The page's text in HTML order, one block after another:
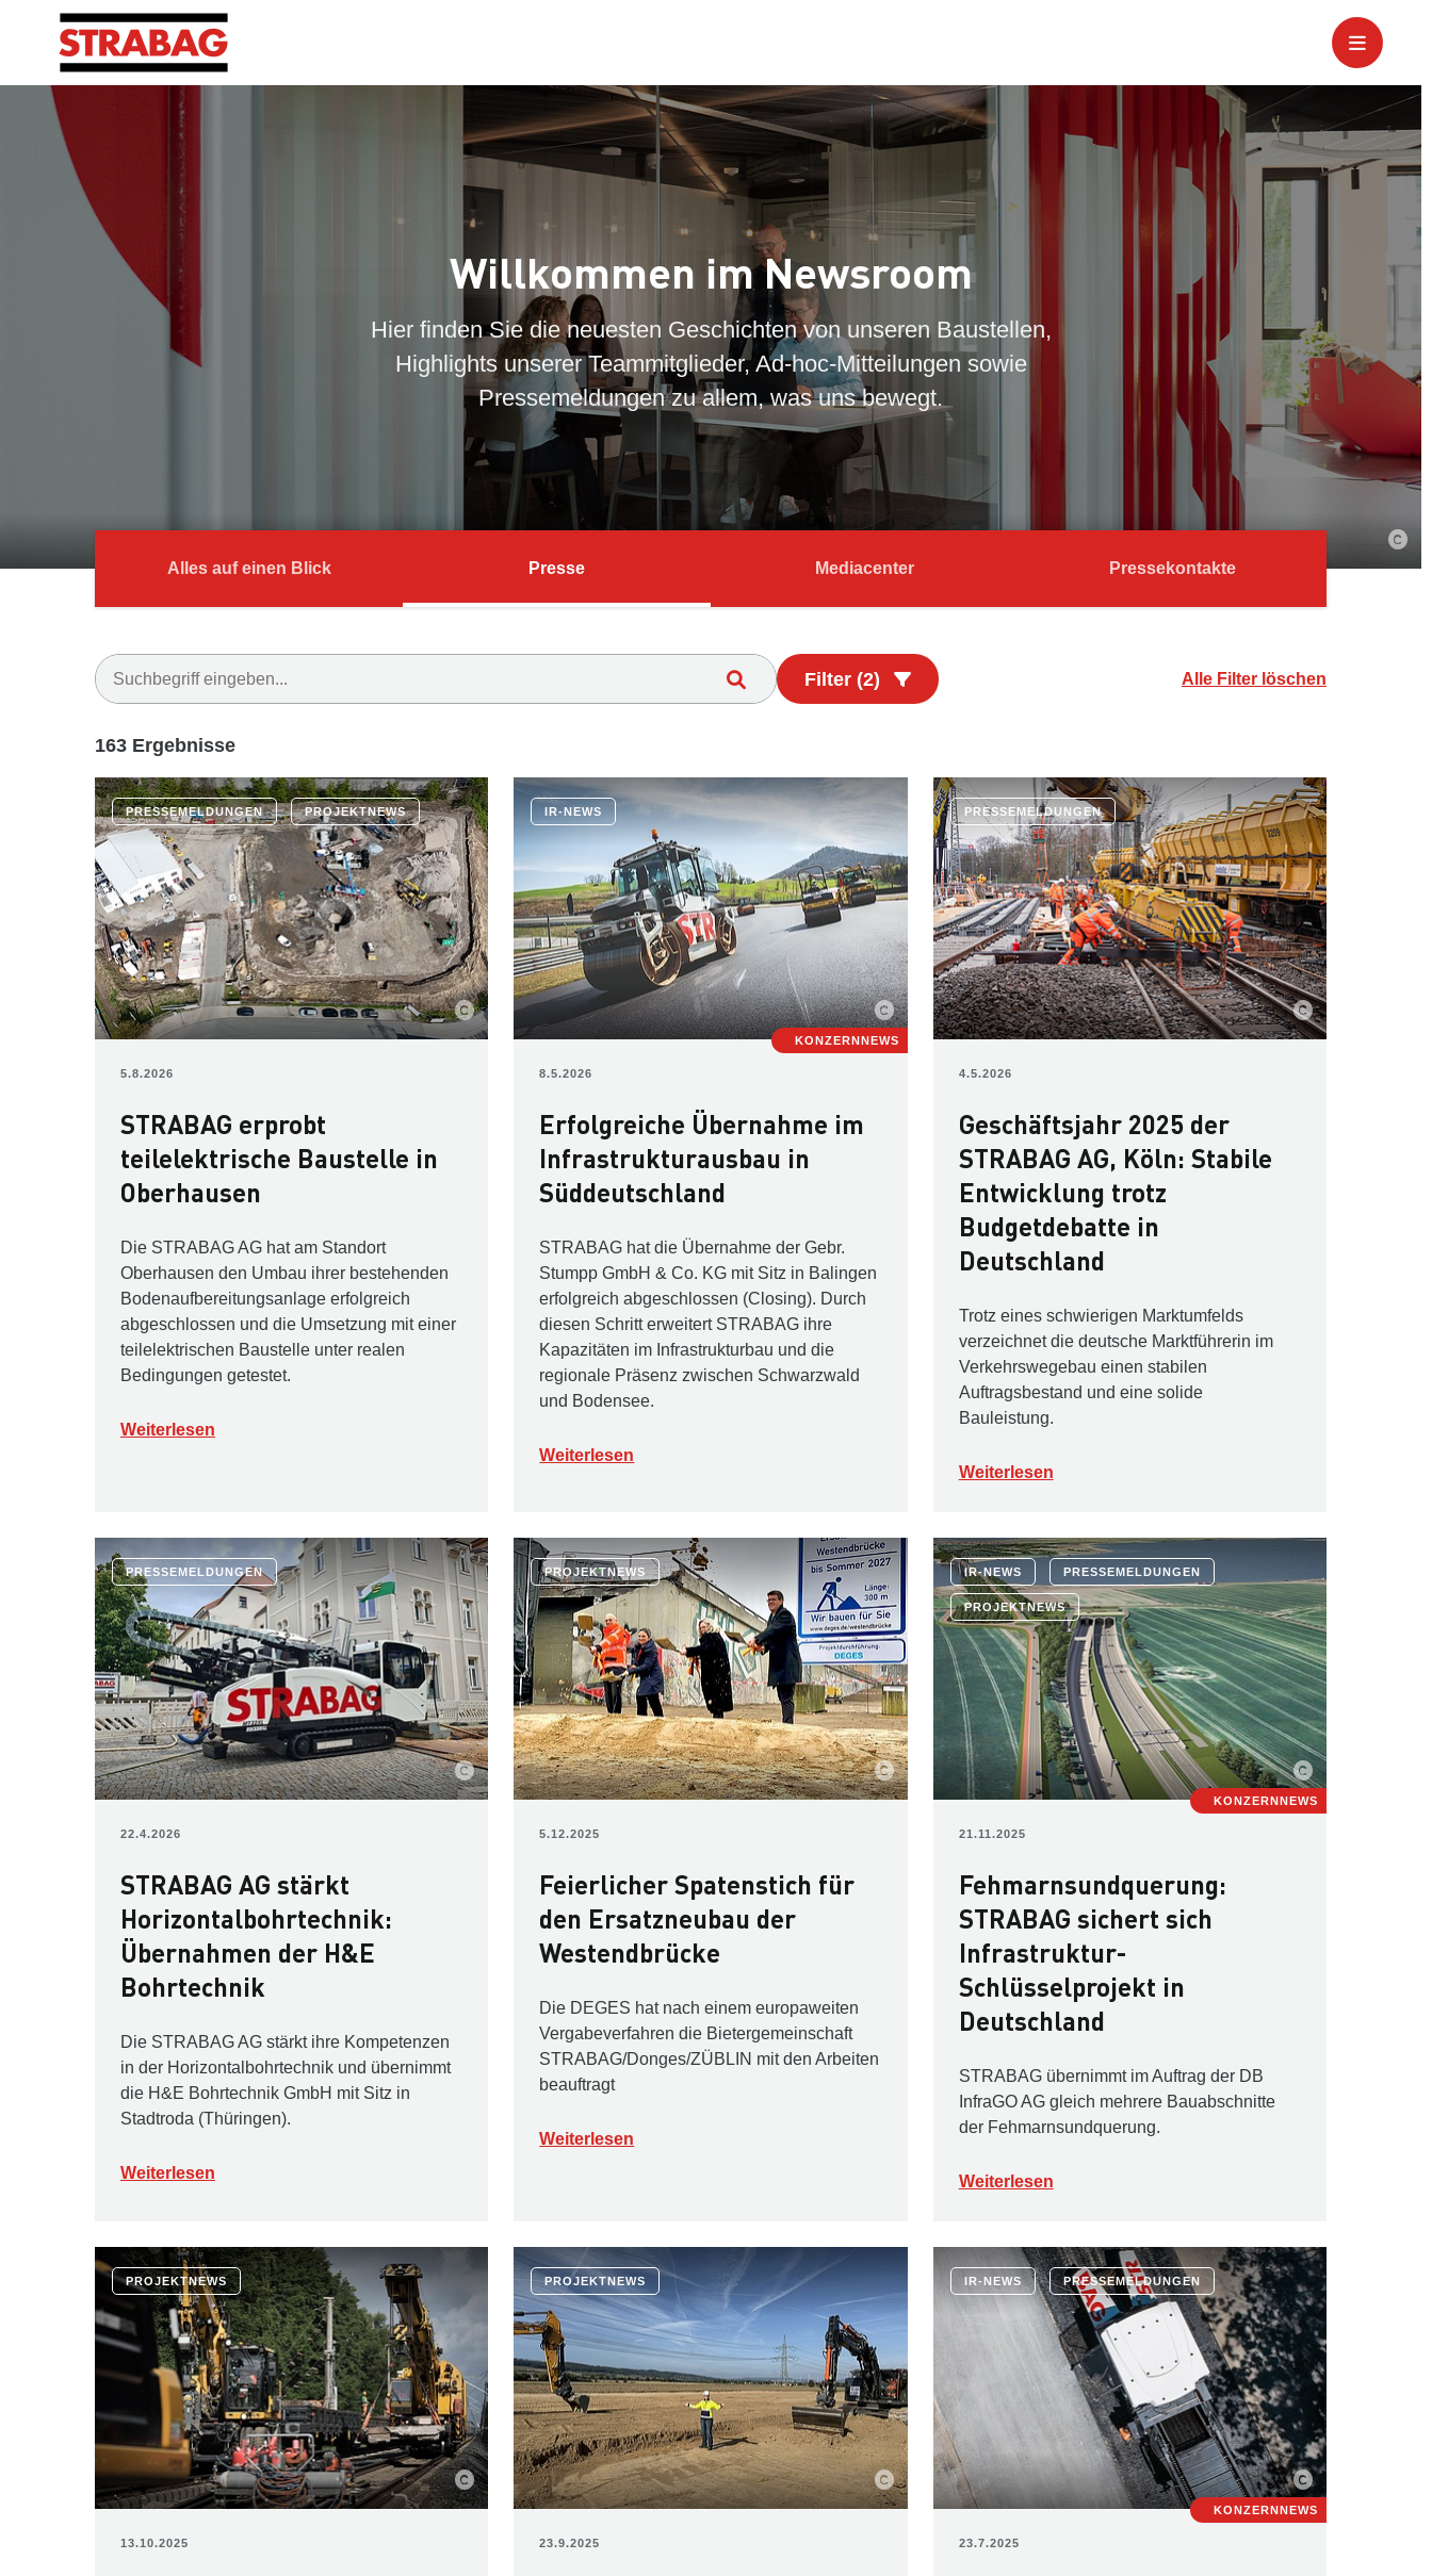
Willkommen im Newsroom
Hier finden Sie die neuesten Geschichten von unseren Baustellen,
Highlights unserer Teammitglieder, Ad-hoc-Mitteilungen sowie
Pressemeldungen zu allem, was uns bewegt.
Alles auf einen Blick Presse Mediacenter Pressekontakte
Filter (2) Alle Filter löschen
163 Ergebnisse
PRESSEMELDUNGEN PROJEKTNEWS
5.8.2026
STRABAG erprobt
teilelektrische Baustelle in
Oberhausen
Die STRABAG AG hat am Standort
Oberhausen den Umbau ihrer bestehenden
Bodenaufbereitungsanlage erfolgreich
abgeschlossen und die Umsetzung mit einer
teilelektrischen Baustelle unter realen
Bedingungen getestet.
Weiterlesen
KONZERNNEWS
IR-NEWS
8.5.2026
Erfolgreiche Übernahme im
Infrastrukturausbau in
Süddeutschland
STRABAG hat die Übernahme der Gebr.
Stumpp GmbH & Co. KG mit Sitz in Balingen
erfolgreich abgeschlossen (Closing). Durch
diesen Schritt erweitert STRABAG ihre
Kapazitäten im Infrastrukturbau und die
regionale Präsenz zwischen Schwarzwald
und Bodensee.
Weiterlesen
PRESSEMELDUNGEN
4.5.2026
Geschäftsjahr 2025 der
STRABAG AG, Köln: Stabile
Entwicklung trotz
Budgetdebatte in
Deutschland
Trotz eines schwierigen Marktumfelds
verzeichnet die deutsche Marktführerin im
Verkehrswegebau einen stabilen
Auftragsbestand und eine solide
Bauleistung.
Weiterlesen
PRESSEMELDUNGEN
22.4.2026
STRABAG AG stärkt
Horizontalbohrtechnik:
Übernahmen der H&E
Bohrtechnik
Die STRABAG AG stärkt ihre Kompetenzen
in der Horizontalbohrtechnik und übernimmt
die H&E Bohrtechnik GmbH mit Sitz in
Stadtroda (Thüringen).
Weiterlesen
PROJEKTNEWS
5.12.2025
Feierlicher Spatenstich für
den Ersatzneubau der
Westendbrücke
Die DEGES hat nach einem europaweiten
Vergabeverfahren die Bietergemeinschaft
STRABAG/Donges/ZÜBLIN mit den Arbeiten
beauftragt
Weiterlesen
KONZERNNEWS
IR-NEWS PRESSEMELDUNGEN
PROJEKTNEWS
21.11.2025
Fehmarnsundquerung:
STRABAG sichert sich
Infrastruktur-
Schlüsselprojekt in
Deutschland
STRABAG übernimmt im Auftrag der DB
InfraGO AG gleich mehrere Bauabschnitte
der Fehmarnsundquerung.
Weiterlesen
PROJEKTNEWS
13.10.2025
PROJEKTNEWS
23.9.2025
KONZERNNEWS
IR-NEWS PRESSEMELDUNGEN
23.7.2025